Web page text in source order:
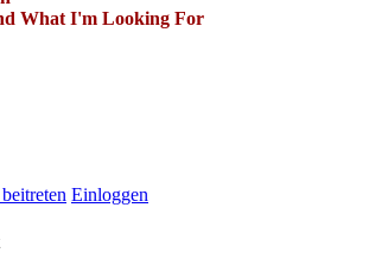
What I'm Looking For
Einloggen